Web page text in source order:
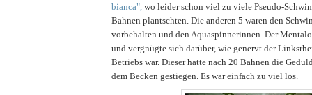
bianca", wo leider schon viel zu viele Pseudo-
Bahnen plantschten. Die anderen 5 waren den
vorbehalten und den Aquaspinnerinnen. Der
und vergnügte sich darüber, wie genervt der
Betriebs war. Dieser hatte nach 20 Bahnen die
dem Becken gestiegen. Es war einfach zu viel los.